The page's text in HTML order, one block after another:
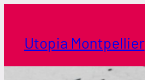
contenuUtopia Montpellier